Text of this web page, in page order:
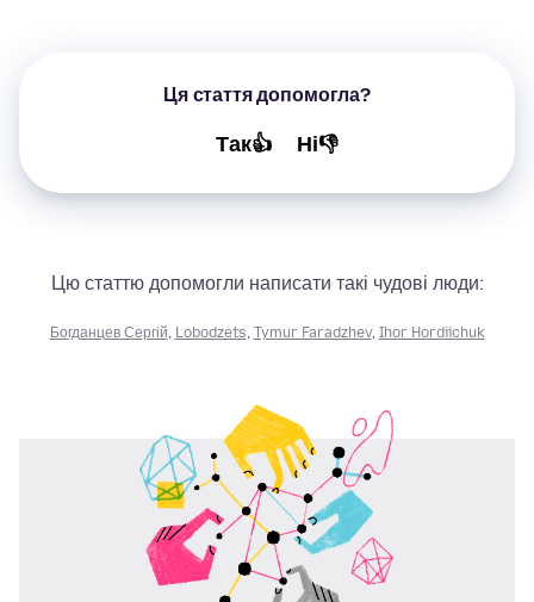
Ця стаття допомогла?
Так👍 Ні👎
Цю статтю допомогли написати такі чудові люди:
Богданцев Сергій, Lobodzets, Tymur Faradzhev, Ihor Hordiichuk